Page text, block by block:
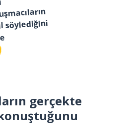
söylediğini
gerçekte